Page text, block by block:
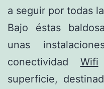
a seguir por todas
Bajo éstas
unas
conectividad Wifi
superficie,